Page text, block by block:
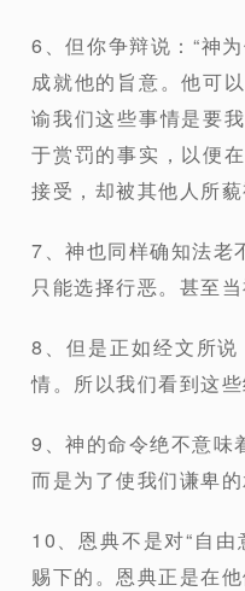
6、但你争辩说：“神
成就他的旨意。他可
谕我们这些事情是要
于赏罚的事实，以便
接受，却被其他人所
7、神也同样确知法老
只能选择行恶。甚至
8、但是正如经文所
情。所以我们看到这
9、神的命令绝不意味
而是为了使我们谦卑
10、恩典不是对“自
赐下的。恩典正是在